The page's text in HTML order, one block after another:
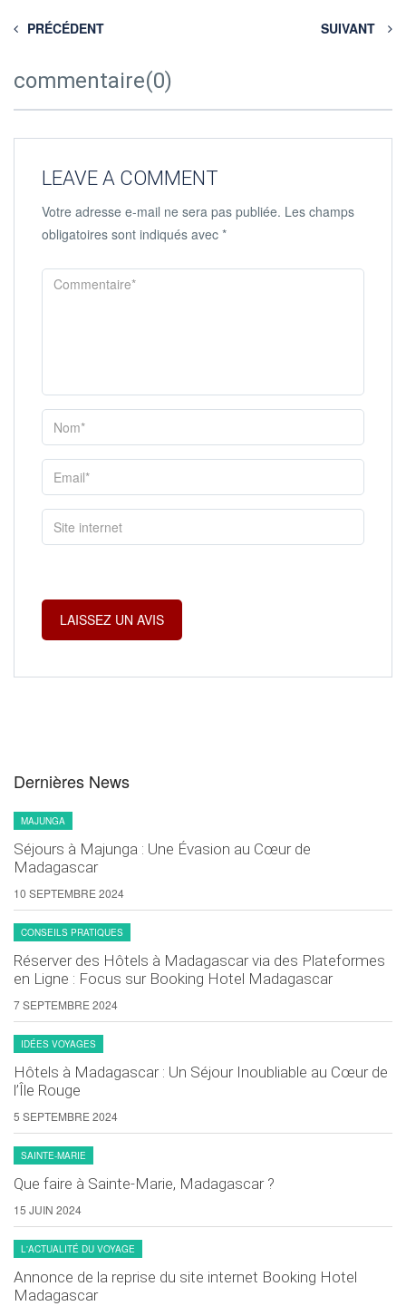
PRÉCÉDENT SUIVANT
commentaire(0)
LEAVE A COMMENT
Votre adresse e-mail ne sera pas publiée. Les champs
obligatoires sont indiqués avec *
Dernières News
MAJUNGA
Séjours à Majunga : Une Évasion au Cœur de
Madagascar
10 SEPTEMBRE 2024
CONSEILS PRATIQUES
Réserver des Hôtels à Madagascar via des Plateformes
en Ligne : Focus sur Booking Hotel Madagascar
7 SEPTEMBRE 2024
IDÉES VOYAGES
Hôtels à Madagascar : Un Séjour Inoubliable au Cœur de
l’Île Rouge
5 SEPTEMBRE 2024
SAINTE-MARIE
Que faire à Sainte-Marie, Madagascar ?
15 JUIN 2024
L'ACTUALITÉ DU VOYAGE
Annonce de la reprise du site internet Booking Hotel
Madagascar